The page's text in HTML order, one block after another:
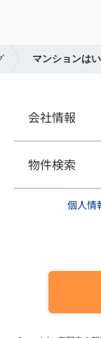
マンションは
会社情報
物件検索
個人情